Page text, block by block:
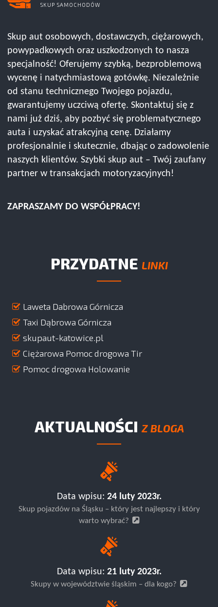
SKUP SAMOCHODÓW
Skup aut osobowych, dostawczych, ciężarowych,
powypadkowych oraz uszkodzonych to nasza
specjalność! Oferujemy szybką, bezproblemową
wycenę i natychmiastową gotówkę. Niezależnie
od stanu technicznego Twojego pojazdu,
gwarantujemy uczciwą ofertę. Skontaktuj się z
nami już dziś, aby pozbyć się problematycznego
auta i uzyskać atrakcyjną cenę. Działamy
profesjonalnie i skutecznie, dbając o zadowolenie
naszych klientów. Szybki skup aut – Twój zaufany
partner w transakcjach motoryzacyjnych!
ZAPRASZAMY DO WSPÓŁPRACY!
PRZYDATNE LINKI
Laweta Dabrowa Górnicza
Taxi Dąbrowa Górnicza
skupaut-katowice.pl
Ciężarowa Pomoc drogowa Tir
Pomoc drogowa Holowanie
AKTUALNOŚCI Z BLOGA
Data wpisu: 24 luty 2023r.
Skup pojazdów na Śląsku – który jest najlepszy i który
warto wybrać?
Data wpisu: 21 luty 2023r.
Skupy w województwie śląskim – dla kogo?